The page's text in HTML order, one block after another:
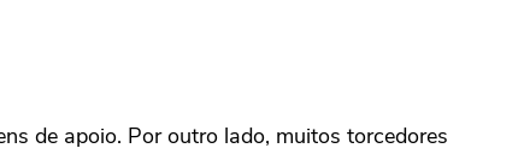
de apoio. Por outro lado, muitos torcedores